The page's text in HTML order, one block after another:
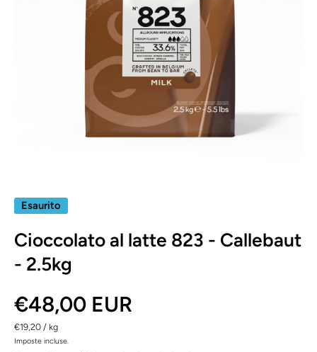
Esaurito
Cioccolato al latte 823 - Callebaut
- 2.5kg
€48,00 EUR
€19,20 / per
kg
Imposte incluse.